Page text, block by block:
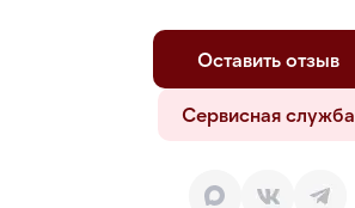
Оставить отзыв
Сервисная служба